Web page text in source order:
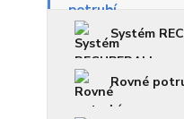
Systém
Rovné